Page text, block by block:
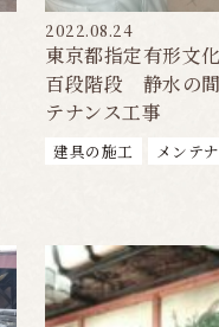
2022.08.24
東京都指定有形文
百段階段 静水の
テナンス工事
建具の施工 メンテ